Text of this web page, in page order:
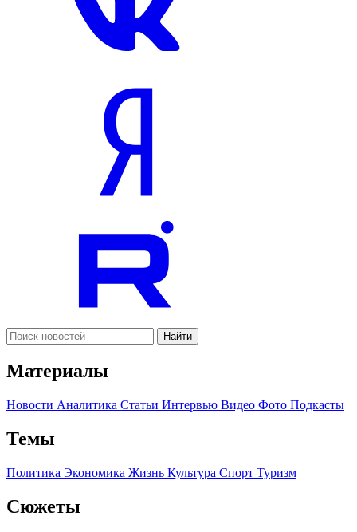
Найти
Материалы
Новости Аналитика Статьи Интервью Видео Фото Подкасты
Темы
Политика Экономика Жизнь Культура Спорт Туризм
Сюжеты